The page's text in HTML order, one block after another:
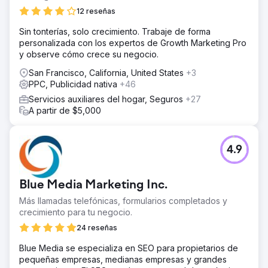
negocio terminó alquilando un segundo estacionamiento
y contratando más empleados para satisfacer la
demanda. También se compró un Lamborghini para la
campaña de marketing del taller.
Ir a la página de la agencia
12 reseñas
Sin tonterías, solo crecimiento. Trabaje de forma
personalizada con los expertos de Growth Marketing Pro
y observe cómo crece su negocio.
San Francisco, California, United States +3
PPC, Publicidad nativa +46
Servicios auxiliares del hogar, Seguros +27
A partir de $5,000
Blue Media Marketing Inc.
Más llamadas telefónicas, formularios completados y
crecimiento para tu negocio.
24 reseñas
4.9
Blue Media se especializa en SEO para propietarios de
pequeñas empresas, medianas empresas y grandes